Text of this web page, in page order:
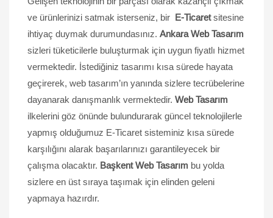
ve ürünlerinizi satmak isterseniz, bir E-Ticaretsitesine
ihtiyaç duymak durumundasınız. Ankara Web Tasarım
sizleri tüketicilerle buluşturmak için uygun fiyatlı hizmet
vermektedir. İstediğiniz tasarımı kısa sürede hayata
geçirerek, web tasarım’ın yanında sizlere tecrübelerine
dayanarak danışmanlık vermektedir. Web Tasarım
ilkelerini göz önünde bulundurarak güncel teknolojilerle
yapmış olduğumuz E-Ticaret sisteminiz kısa sürede
karşılığını alarak başarılarınızı garantileyecek bir
çalışma olacaktır. Başkent Web Tasarım bu yolda
sizlere en üst sıraya taşımak için elinden geleni
yapmaya hazırdır.